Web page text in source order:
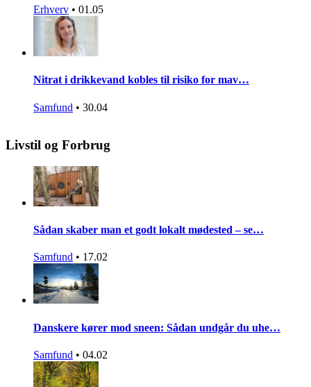
Erhverv • 01.05
Nitrat i drikkevand kobles til risiko for mav…
Samfund • 30.04
Livstil og Forbrug
Sådan skaber man et godt lokalt mødested – se…
Samfund • 17.02
Danskere kører mod sneen: Sådan undgår du uhe…
Samfund • 04.02